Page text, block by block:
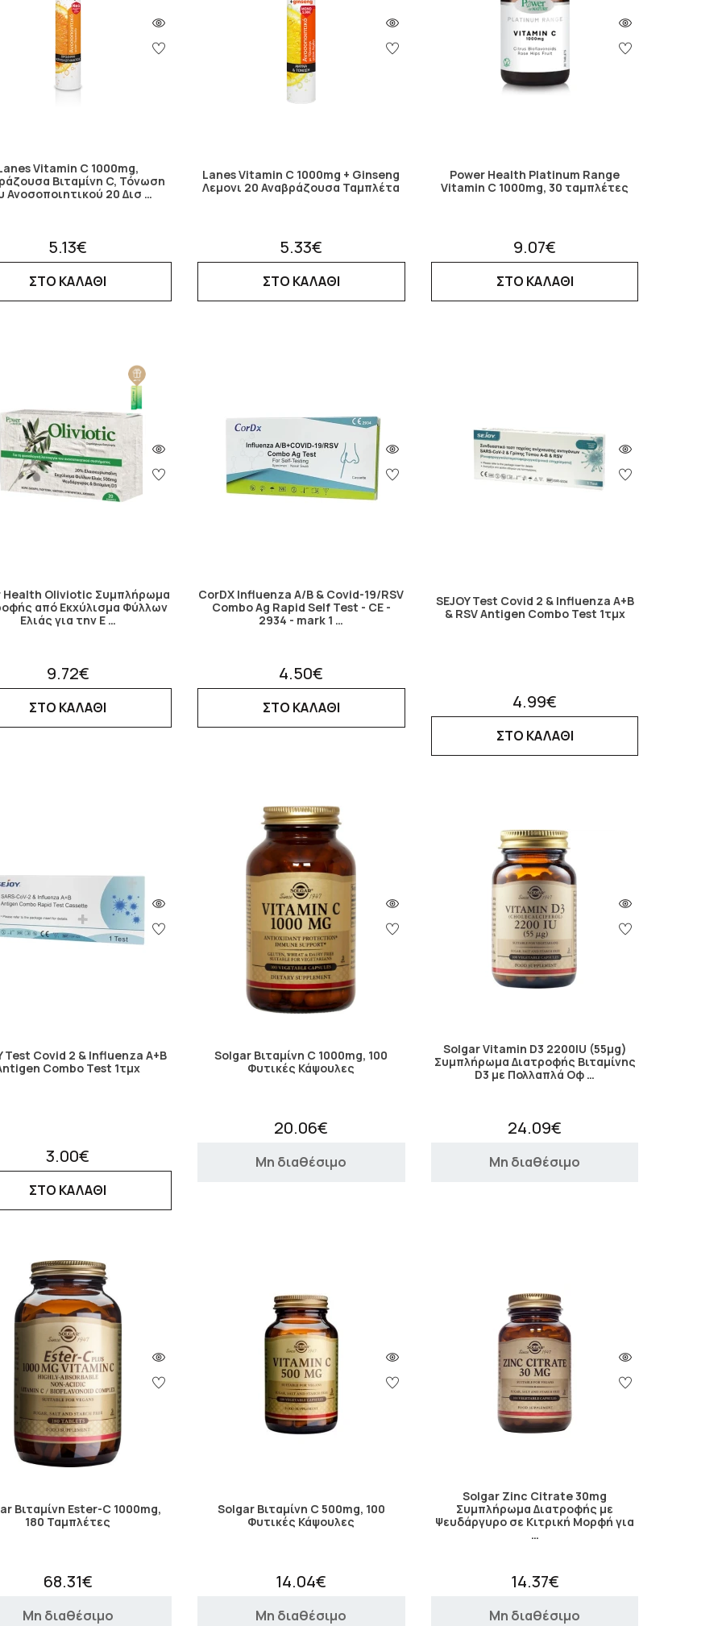
Vitamin C 1000mg,
Βιταμίνη C, Τόνωση
Ανοσοποιητικού 20 Δισ …
5.13€
ΣΤΟ ΚΑΛΑΘΙ
Lanes Vitamin C 1000mg + Ginseng
Λεμονι 20 Αναβράζουσα Ταμπλέτα
5.33€
ΣΤΟ ΚΑΛΑΘΙ
Power Health Platinum Range
Vitamin C 1000mg, 30 ταμπλέτες
9.07€
ΣΤΟ ΚΑΛΑΘΙ
Health Oliviotic Συμπλήρωμα
από Εκχύλισμα Φύλλων
Ελιάς για την Ε …
9.72€
ΣΤΟ ΚΑΛΑΘΙ
CorDX Influenza A/B & Covid-19/RSV
Combo Ag Rapid Self Test - CE -
2934 - mark 1 …
4.50€
ΣΤΟ ΚΑΛΑΘΙ
SEJOY Test Covid 2 & Influenza A+B
& RSV Antigen Combo Test 1τμχ
4.99€
ΣΤΟ ΚΑΛΑΘΙ
Test Covid 2 & Influenza A+B
Combo Test 1τμχ
3.00€
ΣΤΟ ΚΑΛΑΘΙ
Solgar Βιταμίνη C 1000mg, 100
Φυτικές Κάψουλες
20.06€
Μη διαθέσιμο
Solgar Vitamin D3 2200IU (55μg)
Συμπλήρωμα Διατροφής Βιταμίνης
D3 με Πολλαπλά Οφ …
24.09€
Μη διαθέσιμο
Bιταμίνη Ester-C 1000mg,
180 Ταμπλέτες
68.31€
Μη διαθέσιμο
Solgar Βιταμίνη C 500mg, 100
Φυτικές Κάψουλες
14.04€
Μη διαθέσιμο
Solgar Zinc Citrate 30mg
Συμπλήρωμα Διατροφής με
Ψευδάργυρο σε Κιτρική Μορφή για
…
14.37€
Μη διαθέσιμο